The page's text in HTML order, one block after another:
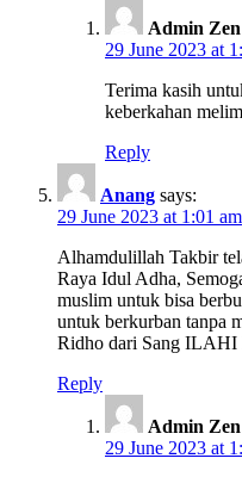
Admin Zen
29 June 2023 at
Terima kasih
keberkahan
Reply
Anang says:
29 June 2023 at 1:01 am
Alhamdulillah Takbir
Raya Idul Adha,
muslim untuk bisa
untuk berkurban tanpa
Ridho dari Sang
Reply
Admin Zen
29 June 2023 at